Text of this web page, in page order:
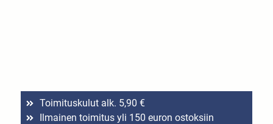
Toimituskulut alk. 5,90 €
Ilmainen toimitus yli 150 euron ostoksiin